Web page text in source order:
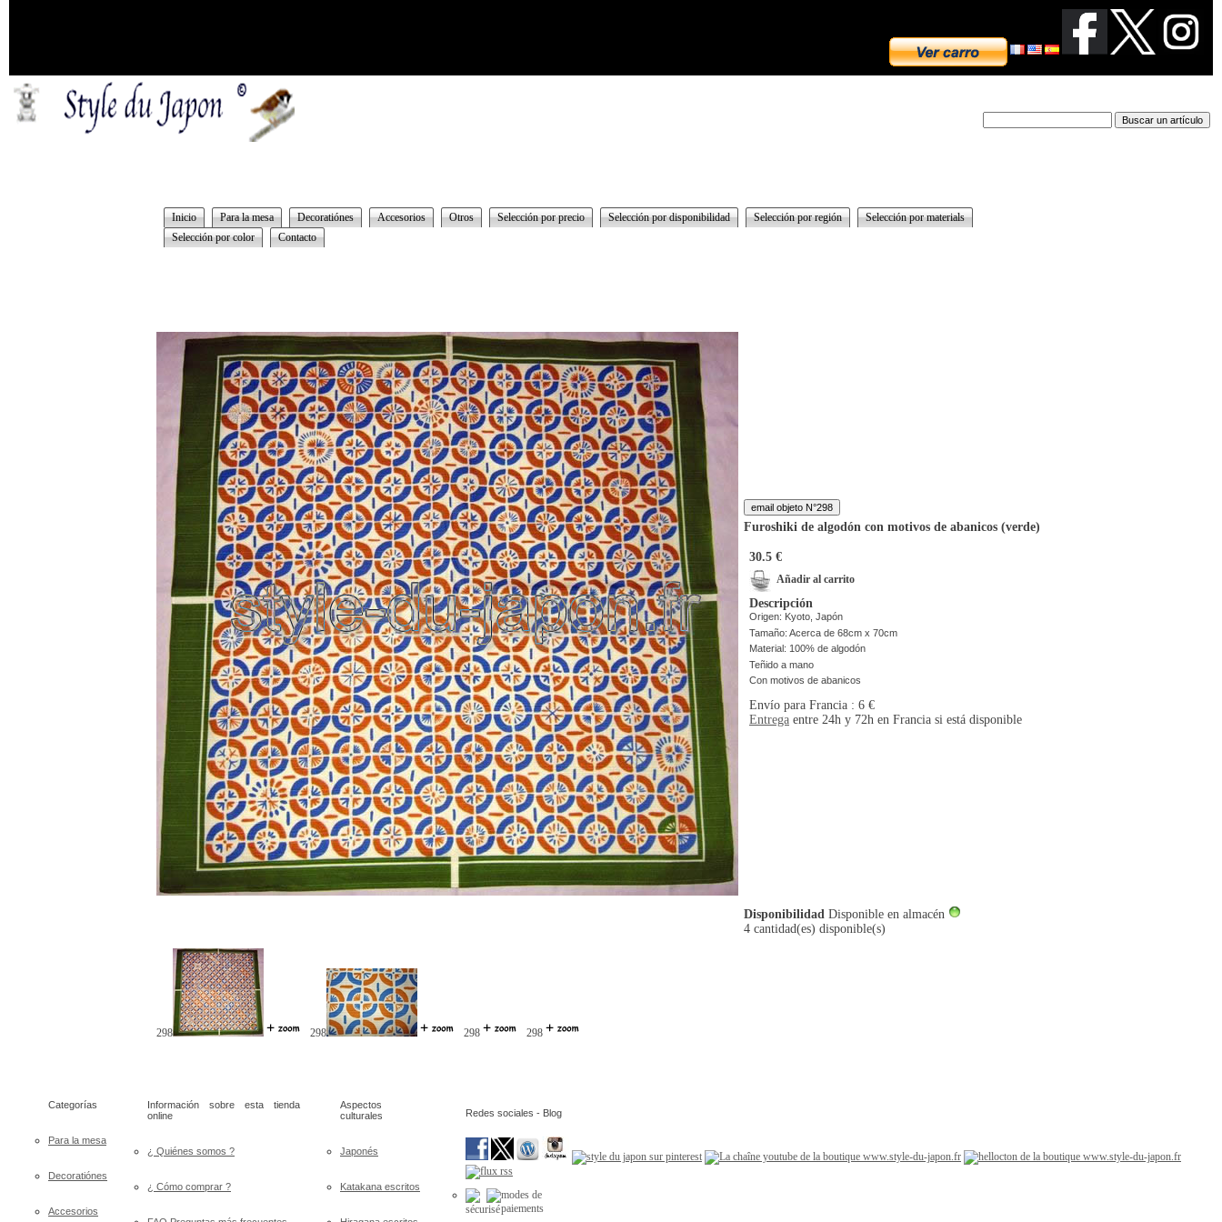
Inicio Para la mesa Decoratiónes Accesorios Otros Selección por precio Selección por disponibilidad Selección por región
Selección por materials
Selección por color
Contacto
Furoshiki de algodón con motivos de abanicos (verde)
30.5 €
Añadir al carrito
Descripción
Origen: Kyoto, Japón
Tamaño: Acerca de 68cm x 70cm
Material: 100% de algodón
Teñido a mano
Con motivos de abanicos
Envío para Francia : 6 €
Entrega entre 24h y 72h en Francia si está disponible
Disponibilidad Disponible en almacén
4 cantidad(es) disponible(s)
298 298 298 298
Categorías
Para la mesa
Decoratiónes
Accesorios
Información sobre esta tienda
online
¿ Quiénes somos ?
¿ Cómo comprar ?
Aspectos
culturales
Japonés
Katakana escritos
Redes sociales - Blog